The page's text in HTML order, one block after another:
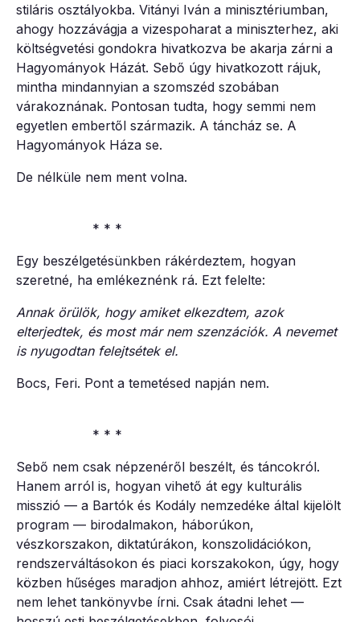
stiláris osztályokba. Vitányi Iván a minisztériumban,
ahogy hozzávágja a vizespoharat a miniszterhez, aki
költségvetési gondokra hivatkozva be akarja zárni a
Hagyományok Házát. Sebő úgy hivatkozott rájuk,
mintha mindannyian a szomszéd szobában
várakoznának. Pontosan tudta, hogy semmi nem
egyetlen embertől származik. A táncház se. A
Hagyományok Háza se.
De nélküle nem ment volna.
* * *
Egy beszélgetésünkben rákérdeztem, hogyan
szeretné, ha emlékeznénk rá. Ezt felelte:
Annak örülök, hogy amiket elkezdtem, azok
elterjedtek, és most már nem szenzációk. A nevemet
is nyugodtan felejtsétek el.
Bocs, Feri. Pont a temetésed napján nem.
* * *
Sebő nem csak népzenéről beszélt, és táncokról.
Hanem arról is, hogyan vihető át egy kulturális
misszió — a Bartók és Kodály nemzedéke által kijelölt
program — birodalmakon, háborúkon,
vészkorszakon, diktatúrákon, konszolidációkon,
rendszerváltásokon és piaci korszakokon, úgy, hogy
közben hűséges maradjon ahhoz, amiért létrejött. Ezt
nem lehet tankönyvbe írni. Csak átadni lehet —